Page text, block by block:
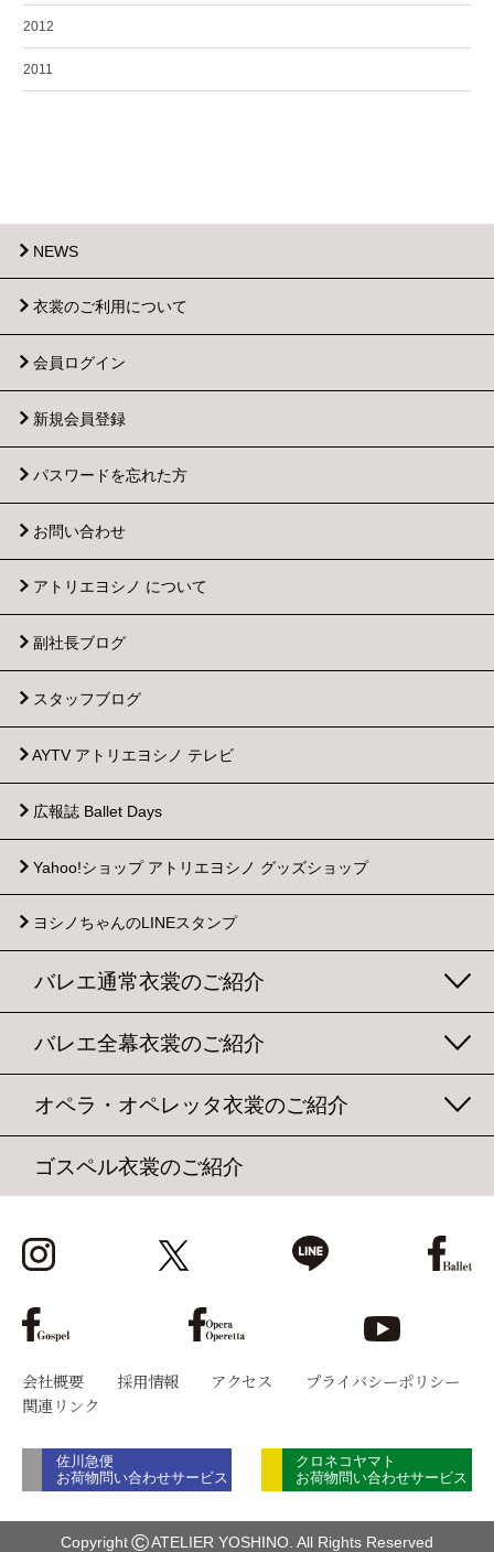
2012
2011
NEWS
衣裳のご利用について
会員ログイン
新規会員登録
パスワードを忘れた方
お問い合わせ
アトリエヨシノ について
副社長ブログ
スタッフブログ
AYTV アトリエヨシノ テレビ
広報誌 Ballet Days
Yahoo!ショップ アトリエヨシノ グッズショップ
ヨシノちゃんのLINEスタンプ
バレエ通常衣裳のご紹介
バレエ全幕衣裳のご紹介
オペラ・オペレッタ衣裳のご紹介
ゴスペル衣裳のご紹介
会社概要 採用情報 アクセス
プライバシーポリシー
関連リンク
佐川急便
お荷物問い合わせサービス
クロネコヤマト
お荷物問い合わせサービス
Copyright©ATELIER YOSHINO. All Rights Reserved